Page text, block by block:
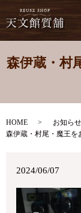
森伊蔵・村
HOME
お知らせ
森伊蔵・村尾・魔王を
2024/06/07